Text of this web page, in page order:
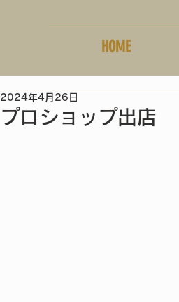
HOME
プロショップ出店
2024年4月26日